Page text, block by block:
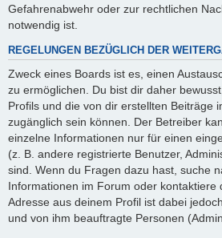
Gefahrenabwehr oder zur rechtlichen
notwendig ist.
REGELUNGEN BEZÜGLICH DER
Zweck eines Boards ist es, einen
zu ermöglichen. Du bist dir daher
Profils und die von dir erstellten Beiträge
zugänglich sein können. Der Betreiber
einzelne Informationen nur für einen
(z. B. andere registrierte Benutzer,
sind. Wenn du Fragen dazu hast, suche
Informationen im Forum oder kontaktiere
Adresse aus deinem Profil ist dabei
und von ihm beauftragte Personen